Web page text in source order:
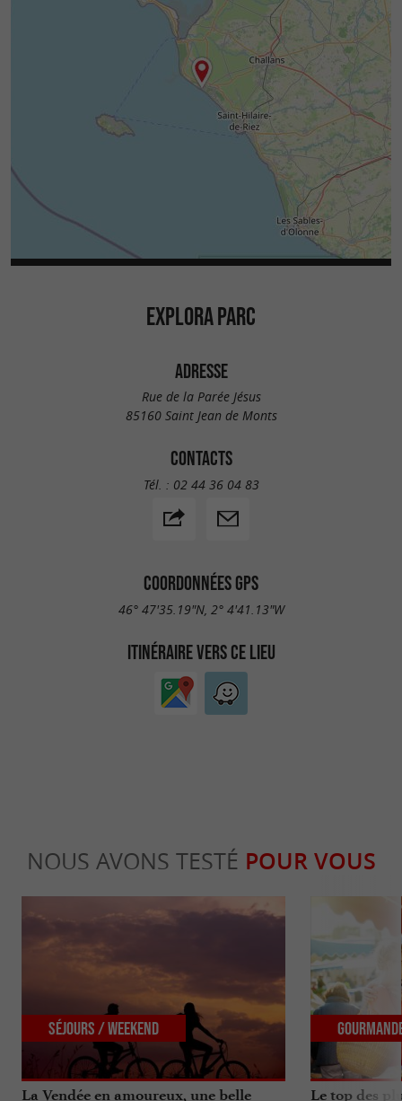
EXPLORA PARC
ADRESSE
Rue de la Parée Jésus
85160 Saint Jean de Monts
CONTACTS
Tél. : 02 44 36 04 83
COORDONNÉES GPS
46° 47'35.19"N, 2° 4'41.13"W
ITINÉRAIRE VERS CE LIEU
NOUS AVONS TESTÉ POUR VOUS
La Vendée en amoureux, une belle
Séjours / Weekend
Le top des